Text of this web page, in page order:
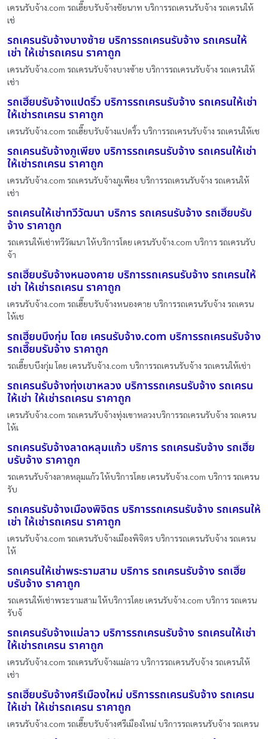
เครนรับจ้าง.com รถเฮี๊ยบรับจ้างชัยนาท บริการรถเครนรับจ้าง รถเครนให้
เช่
รถเครนรับจ้างบางซ้าย บริการรถเครนรับจ้าง รถเครนให้
เช่า ให้เช่ารถเครน ราคาถูก
เครนรับจ้าง.com รถเครนรับจ้างบางซ้าย บริการรถเครนรับจ้าง รถเครนให้
เช่า
รถเฮี๊ยบรับจ้างแปดริ้ว บริการรถเครนรับจ้าง รถเครนให้เช่า
ให้เช่ารถเครน ราคาถูก
เครนรับจ้าง.com รถเฮี๊ยบรับจ้างแปดริ้ว บริการรถเครนรับจ้าง รถเครนให้เช
รถเครนรับจ้างภูเพียง บริการรถเครนรับจ้าง รถเครนให้เช่า
ให้เช่ารถเครน ราคาถูก
เครนรับจ้าง.com รถเครนรับจ้างภูเพียง บริการรถเครนรับจ้าง รถเครนให้
เช่า
รถเครนให้เช่าทวีวัฒนา บริการ รถเครนรับจ้าง รถเฮี๊ยบรับ
จ้าง ราคาถูก
รถเครนให้เช่าทวีวัฒนา ให้บริการโดย เครนรับจ้าง.com บริการ รถเครนรับ
จ้า
รถเฮี๊ยบรับจ้างหนองคาย บริการรถเครนรับจ้าง รถเครนให้
เช่า ให้เช่ารถเครน ราคาถูก
เครนรับจ้าง.com รถเฮี๊ยบรับจ้างหนองคาย บริการรถเครนรับจ้าง รถเครน
ให้เช
รถเฮี๊ยบบึงกุ่ม โดย เครนรับจ้าง.com บริการรถเครนรับจ้าง
รถเฮี๊ยบรับจ้าง ราคาถูก
รถเฮี๊ยบบึงกุ่ม โดย เครนรับจ้าง.com บริการรถเครนรับจ้าง รถเครนให้เช่า
รถเครนรับจ้างทุ่งเขาหลวง บริการรถเครนรับจ้าง รถเครน
ให้เช่า ให้เช่ารถเครน ราคาถูก
เครนรับจ้าง.com รถเครนรับจ้างทุ่งเขาหลวงบริการรถเครนรับจ้าง รถเครน
ให้เ
รถเครนรับจ้างลาดหลุมแก้ว บริการ รถเครนรับจ้าง รถเฮี๊ย
บรับจ้าง ราคาถูก
รถเครนรับจ้างลาดหลุมแก้ว ให้บริการโดย เครนรับจ้าง.com บริการ รถเครน
รับ
รถเครนรับจ้างเมืองพิจิตร บริการรถเครนรับจ้าง รถเครนให้
เช่า ให้เช่ารถเครน ราคาถูก
เครนรับจ้าง.com รถเครนรับจ้างเมืองพิจิตร บริการรถเครนรับจ้าง รถเครน
ให้
รถเครนให้เช่าพระรามสาม บริการ รถเครนรับจ้าง รถเฮี๊ย
บรับจ้าง ราคาถูก
รถเครนให้เช่าพระรามสาม ให้บริการโดย เครนรับจ้าง.com บริการ รถเครน
รับจ้
รถเครนรับจ้างแม่ลาว บริการรถเครนรับจ้าง รถเครนให้เช่า
ให้เช่ารถเครน ราคาถูก
เครนรับจ้าง.com รถเครนรับจ้างแม่ลาว บริการรถเครนรับจ้าง รถเครนให้
เช่า
รถเฮี๊ยบรับจ้างศรีเมืองใหม่ บริการรถเครนรับจ้าง รถเครน
ให้เช่า ให้เช่ารถเครน ราคาถูก
เครนรับจ้าง.com รถเฮี๊ยบรับจ้างศรีเมืองใหม่ บริการรถเครนรับจ้าง รถเครน